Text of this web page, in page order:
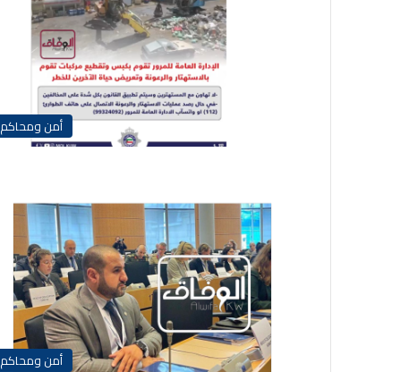
أمن ومحاكم
أمن ومحاكم